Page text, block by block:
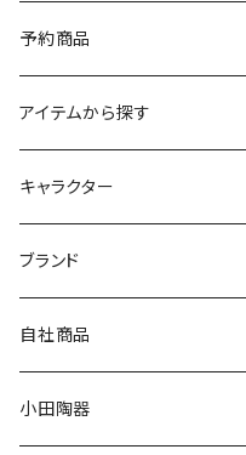
予約商品
アイテムから探す
九谷焼
マグ＆カップ
プレート
ボウル
キャラクター
ムーミン
80th記念アイテム
リトルミイの日記念アイテム
MOOMIN ANIMATION
スヌーピー
ブランド
LA AMYS(エミーズ)
LISA LARSON(リサラーソン)
自社商品
ねこ企画
小田陶器